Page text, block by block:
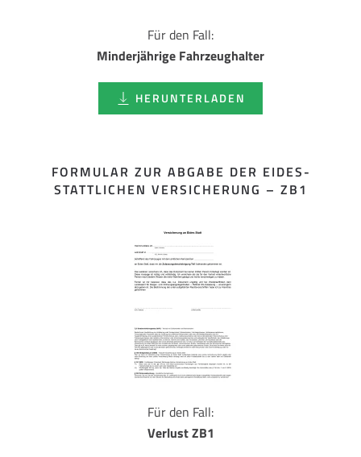
Für den Fall:
Minderjährige Fahrzeughalter
HERUNTERLADEN
FORMULAR ZUR ABGABE DER EIDES­
STATTLICHEN VERSICHERUNG – ZB1
Für den Fall:
Verlust ZB1